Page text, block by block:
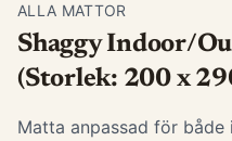
ALLA MATTOR
Shaggy Indoor/
(Storlek: 200 x
Matta anpassad för både